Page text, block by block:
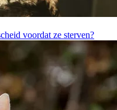
voordat ze sterven?